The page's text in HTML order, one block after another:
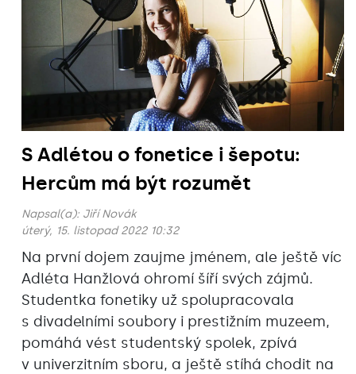
S Adlétou o fonetice i šepotu:
Hercům má být rozumět
Napsal(a): Jiří Novák
úterý, 15. listopad 2022 10:32
Na první dojem zaujme jménem, ale ještě víc
Adléta Hanžlová ohromí šíří svých zájmů.
Studentka fonetiky už spolupracovala
s divadelními soubory i prestižním muzeem,
pomáhá vést studentský spolek, zpívá
v univerzitním sboru, a ještě stíhá chodit na